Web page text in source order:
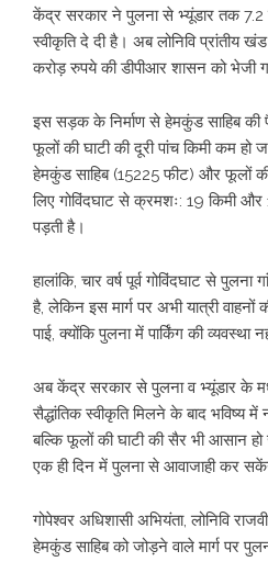
केंद्र सरकार ने पुलना से भ्यूंडार तक 7.2
स्वीकृति दे दी है। अब लोनिवि प्रांतीय
करोड़ रुपये की डीपीआर शासन को भेजी
इस सड़क के निर्माण से हेमकुंड साहिब की
फूलों की घाटी की दूरी पांच किमी कम हो
हेमकुंड साहिब (15225 फीट) और फूलों
लिए गोविंदघाट से क्रमशः: 19 किमी
पड़ती है।
हालांकि, चार वर्ष पूर्व गोविंदघाट से
है, लेकिन इस मार्ग पर अभी यात्री
पाई, क्योंकि पुलना में पार्किंग की व्यवस्था
अब केंद्र सरकार से पुलना व भ्यूंडार के
सैद्धांतिक स्वीकृति मिलने के बाद भविष्य
बल्कि फूलों की घाटी की सैर भी आसान हो
एक ही दिन में पुलना से आवाजाही कर
गोपेश्वर अधिशासी अभियंता, लोनिवि
हेमकुंड साहिब को जोड़ने वाले मार्ग पर